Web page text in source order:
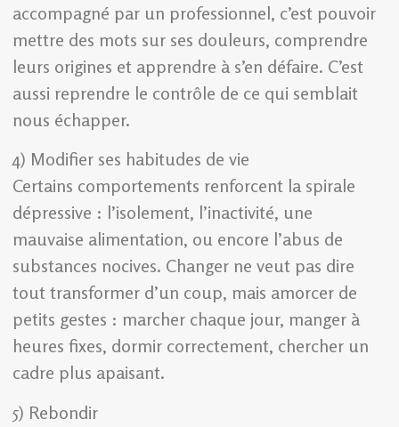
accompagné par un professionnel, c’est pouvoir
mettre des mots sur ses douleurs, comprendre
leurs origines et apprendre à s’en défaire. C’est
aussi reprendre le contrôle de ce qui semblait
nous échapper.
4) Modifier ses habitudes de vie
Certains comportements renforcent la spirale
dépressive : l’isolement, l’inactivité, une
mauvaise alimentation, ou encore l’abus de
substances nocives. Changer ne veut pas dire
tout transformer d’un coup, mais amorcer de
petits gestes : marcher chaque jour, manger à
heures fixes, dormir correctement, chercher un
cadre plus apaisant.
5) Rebondir